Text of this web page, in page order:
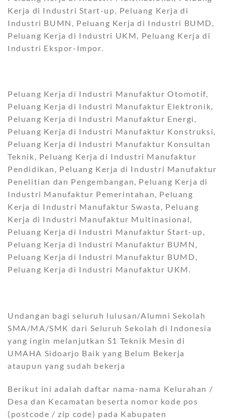
Kerja di Industri Start-up, Peluang Kerja di
Industri BUMN, Peluang Kerja di Industri BUMD,
Peluang Kerja di Industri UKM, Peluang Kerja di
Industri Ekspor-Impor.
Peluang Kerja di Industri Manufaktur Otomotif,
Peluang Kerja di Industri Manufaktur Elektronik,
Peluang Kerja di Industri Manufaktur Energi,
Peluang Kerja di Industri Manufaktur Konstruksi,
Peluang Kerja di Industri Manufaktur Konsultan
Teknik, Peluang Kerja di Industri Manufaktur
Pendidikan, Peluang Kerja di Industri Manufaktur
Penelitian dan Pengembangan, Peluang Kerja di
Industri Manufaktur Pemerintahan, Peluang
Kerja di Industri Manufaktur Swasta, Peluang
Kerja di Industri Manufaktur Multinasional,
Peluang Kerja di Industri Manufaktur Start-up,
Peluang Kerja di Industri Manufaktur BUMN,
Peluang Kerja di Industri Manufaktur BUMD,
Peluang Kerja di Industri Manufaktur UKM.
Undangan bagi seluruh lulusan/Alumni Sekolah
SMA/MA/SMK dari Seluruh Sekolah di Indonesia
yang ingin melanjutkan S1 Teknik Mesin di
UMAHA Sidoarjo Baik yang Belum Bekerja
ataupun yang sudah bekerja
Berikut ini adalah daftar nama-nama Kelurahan /
Desa dan Kecamatan beserta nomor kode pos
(postcode / zip code) pada Kabupaten